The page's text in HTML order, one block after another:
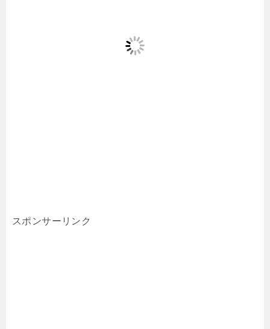
スポンサーリンク